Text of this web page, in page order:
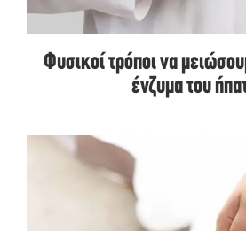
Φυσικοί τρόποι να
ένζυμα του